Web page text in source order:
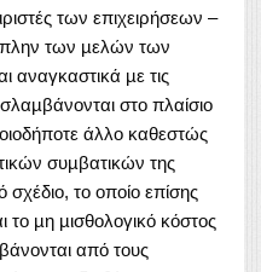
των επιχειρήσεων –
(πλην των µελών των
αναγκαστικά µε τις
στο πλαίσιο
άλλο καθεστώς
συµβατικών της
το οποίο επίσης
το µη µισθολογικό κόστος
από τους